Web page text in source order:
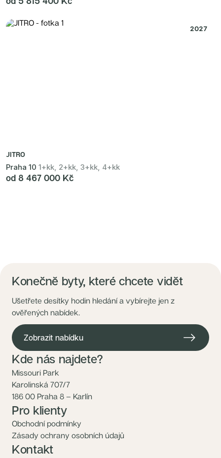
2027
JITRO
Praha 10 1+kk, 2+kk, 3+kk, 4+kk
od 8 467 000 Kč
Konečně byty, které chcete vidět
Ušetřete desítky hodin hledání a vybírejte jen z
ověřených nabídek.
Zobrazit nabídku
Kde nás najdete?
Missouri Park
Karolinská 707/7
186 00 Praha 8 – Karlín
Pro klienty
Obchodní podmínky
Zásady ochrany osobních údajů
Kontakt